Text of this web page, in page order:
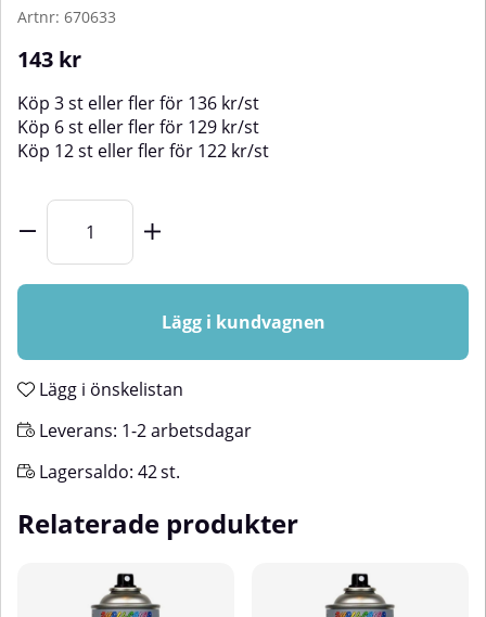
Artnr: 670633
143 kr
Köp 3 st eller fler för 136 kr/st
Köp 6 st eller fler för 129 kr/st
Köp 12 st eller fler för 122 kr/st
Lägg i kundvagnen
Lägg i önskelistan
Leverans: 1-2 arbetsdagar
Lagersaldo: 42st.
Relaterade produkter